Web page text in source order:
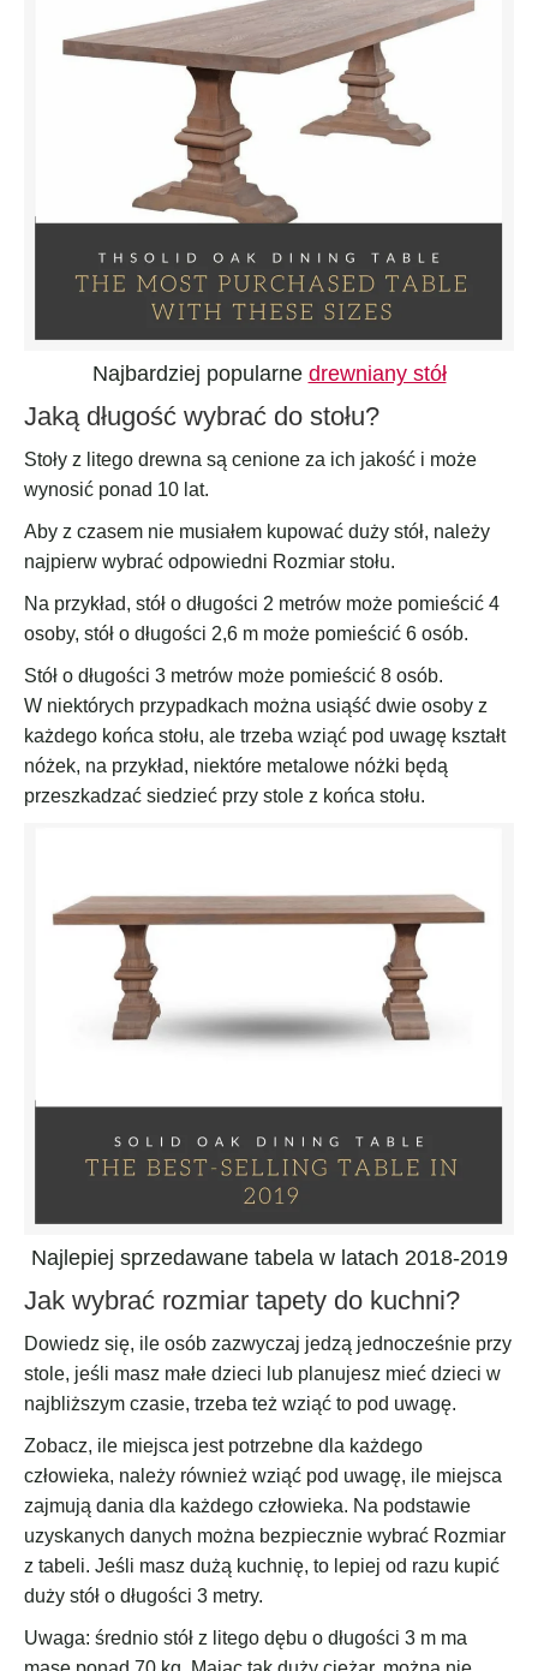
Najbardziej popularne drewniany stół
Jaką długość wybrać do stołu?
Stoły z litego drewna są cenione za ich jakość i może
wynosić ponad 10 lat.
Aby z czasem nie musiałem kupować duży stół, należy
najpierw wybrać odpowiedni Rozmiar stołu.
Na przykład, stół o długości 2 metrów może pomieścić 4
osoby, stół o długości 2,6 m może pomieścić 6 osób.
Stół o długości 3 metrów może pomieścić 8 osób.
W niektórych przypadkach można usiąść dwie osoby z
każdego końca stołu, ale trzeba wziąć pod uwagę kształt
nóżek, na przykład, niektóre metalowe nóżki będą
przeszkadzać siedzieć przy stole z końca stołu.
Najlepiej sprzedawane tabela w latach 2018-2019
Jak wybrać rozmiar tapety do kuchni?
Dowiedz się, ile osób zazwyczaj jedzą jednocześnie przy
stole, jeśli masz małe dzieci lub planujesz mieć dzieci w
najbliższym czasie, trzeba też wziąć to pod uwagę.
Zobacz, ile miejsca jest potrzebne dla każdego
człowieka, należy również wziąć pod uwagę, ile miejsca
zajmują dania dla każdego człowieka. Na podstawie
uzyskanych danych można bezpiecznie wybrać Rozmiar
z tabeli. Jeśli masz dużą kuchnię, to lepiej od razu kupić
duży stół o długości 3 metry.
Uwaga: średnio stół z litego dębu o długości 3 m ma